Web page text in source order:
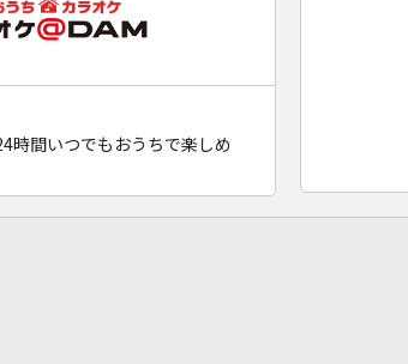
時間いつでもおうちで楽しめ